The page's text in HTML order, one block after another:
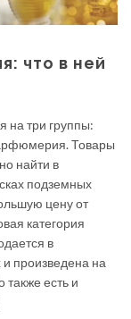
что в ней
на три группы:
Товары
найти в
подземных
цену от
категория
в
произведена на
есть и